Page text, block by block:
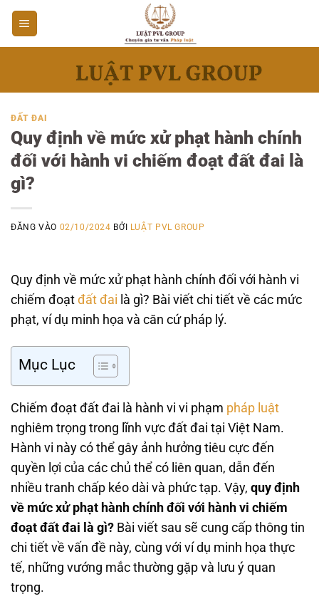
Bỏ
qua
nội
ĐẤT ĐAI
Quy định về mức xử phạt hành chính
đối với hành vi chiếm đoạt đất đai là
gì?
ĐĂNG VÀO 02/10/2024 BỞI LUẬT PVL GROUP
Quy định về mức xử phạt hành chính đối với hành vi
chiếm đoạt đất đai là gì? Bài viết chi tiết về các mức
phạt, ví dụ minh họa và căn cứ pháp lý.
Mục Lục
Chiếm đoạt đất đai là hành vi vi phạm pháp luật
nghiêm trọng trong lĩnh vực đất đai tại Việt Nam.
Hành vi này có thể gây ảnh hưởng tiêu cực đến
quyền lợi của các chủ thể có liên quan, dẫn đến
nhiều tranh chấp kéo dài và phức tạp. Vậy, quy định
về mức xử phạt hành chính đối với hành vi chiếm
đoạt đất đai là gì? Bài viết sau sẽ cung cấp thông tin
chi tiết về vấn đề này, cùng với ví dụ minh họa thực
tế, những vướng mắc thường gặp và lưu ý quan
trọng.